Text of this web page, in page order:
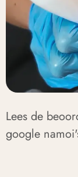
Lees de
google